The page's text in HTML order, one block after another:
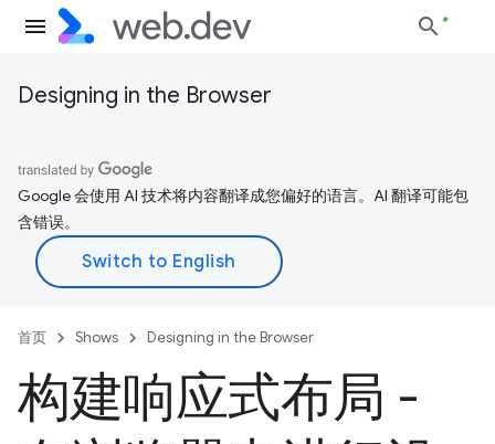
Designing in the Browser
Google 会使用 AI 技术将内容翻译成您偏好的语言。AI 翻译可能包
含错误。
首页 Shows Designing in the Browser
构建响应式布局 -